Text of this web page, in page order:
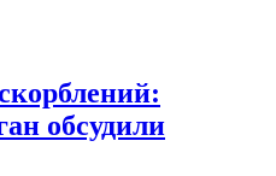
обсудили